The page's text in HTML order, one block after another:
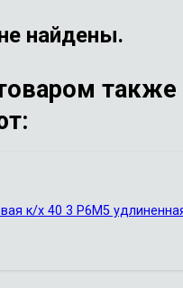
найдены.
также
к/х 40 3 Р6М5